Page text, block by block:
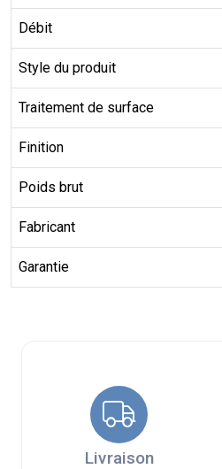
Débit
Style du produit
Traitement de surface
Finition
Poids brut
Fabricant
Garantie
Livraison